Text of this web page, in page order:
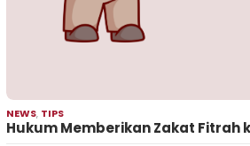
NEWS, TIPS
Hukum Memberikan Zakat Fitrah